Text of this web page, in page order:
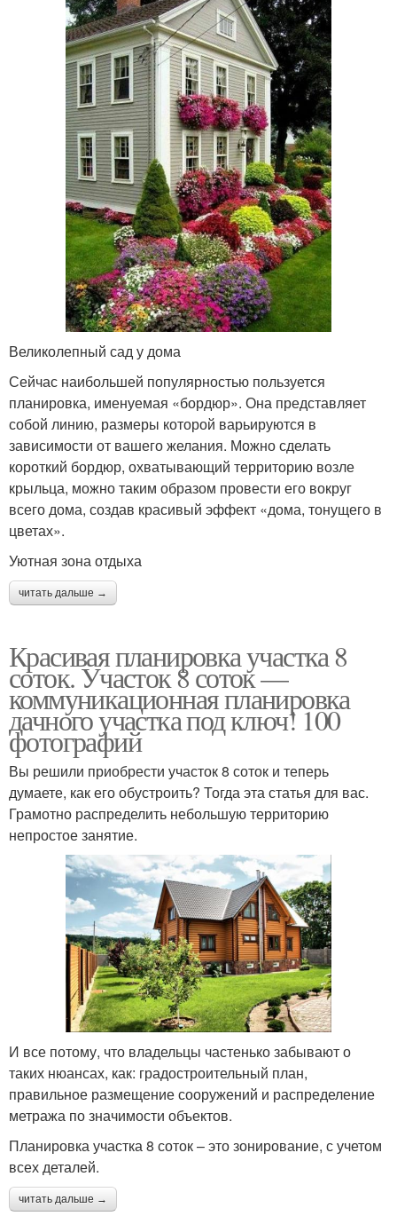
Великолепный сад у дома
Сейчас наибольшей популярностью пользуется
планировка, именуемая «бордюр». Она представляет
собой линию, размеры которой варьируются в
зависимости от вашего желания. Можно сделать
короткий бордюр, охватывающий территорию возле
крыльца, можно таким образом провести его вокруг
всего дома, создав красивый эффект «дома, тонущего в
цветах».
Уютная зона отдыха
читать дальше →
Красивая планировка участка 8
соток. Участок 8 соток —
коммуникационная планировка
дачного участка под ключ! 100
фотографий
Вы решили приобрести участок 8 соток и теперь
думаете, как его обустроить? Тогда эта статья для вас.
Грамотно распределить небольшую территорию
непростое занятие.
И все потому, что владельцы частенько забывают о
таких нюансах, как: градостроительный план,
правильное размещение сооружений и распределение
метража по значимости объектов.
Планировка участка 8 соток – это зонирование, с учетом
всех деталей.
читать дальше →